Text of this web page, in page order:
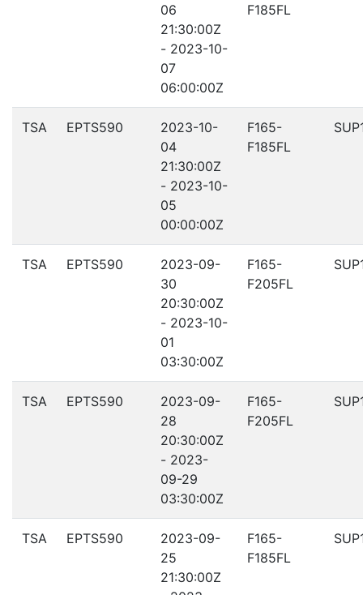
06
21:30:00Z
- 2023-10-
07
06:00:00Z
F185FL
TSA EPTS590
2023-10-
04
21:30:00Z
- 2023-10-
05
00:00:00Z
F165-
F185FL
TSA EPTS590
2023-09-
30
20:30:00Z
- 2023-10-
01
03:30:00Z
F165-
F205FL
TSA EPTS590
2023-09-
28
20:30:00Z
- 2023-
09-29
03:30:00Z
F165-
F205FL
TSA EPTS590
2023-09-
25
21:30:00Z
F165-
F185FL